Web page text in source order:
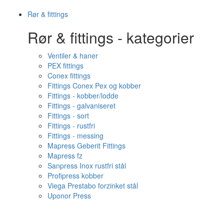
Rør & fittings
Rør & fittings - kategorier
Ventiler & haner
PEX fittings
Conex fittings
Fittings Conex Pex og kobber
Fittings - kobber/lodde
Fittings - galvaniseret
Fittings - sort
Fittings - rustfri
Fittings - messing
Mapress Geberit Fittings
Mapress fz
Sanpress Inox rustfri stål
Profipress kobber
Viega Prestabo forzinket stål
Uponor Press